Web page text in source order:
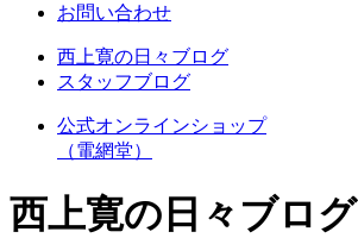
お問い合わせ
西上寛の日々ブログ
スタッフブログ
公式オンラインショップ
（電網堂）
西上寛の日々ブログ